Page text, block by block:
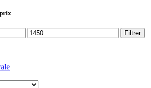
Prix
max
Filtrer